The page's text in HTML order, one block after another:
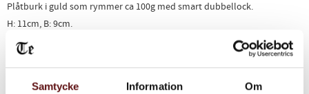
Samtycke Information Om
Plåtburk i guld som rymmer ca 100g med smart dubbellock.
H: 11cm, B: 9cm.
Relaterade produkter